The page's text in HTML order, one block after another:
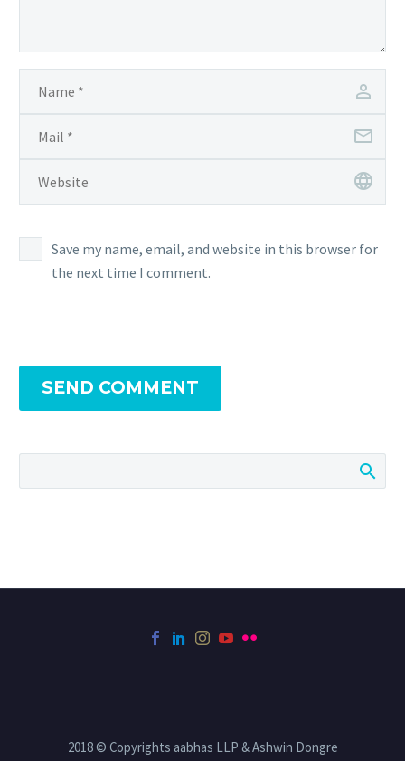
Save my name, email, and website in this browser for
the next time I comment.
SEND COMMENT
2018 © Copyrights aabhas LLP & Ashwin Dongre